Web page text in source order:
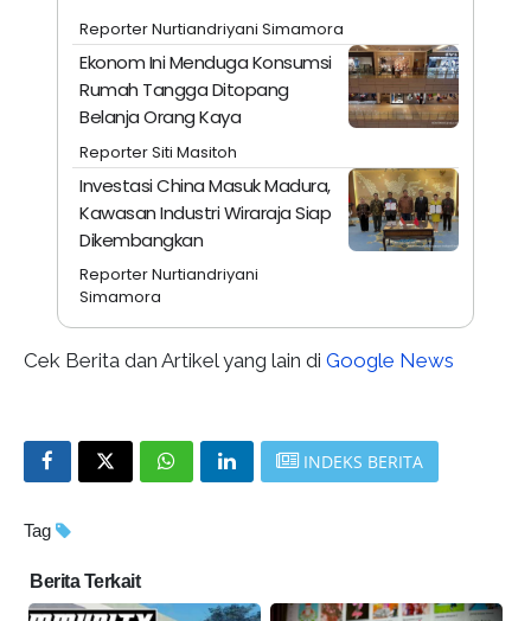
Reporter Nurtiandriyani Simamora
Ekonom Ini Menduga Konsumsi
Rumah Tangga Ditopang
Belanja Orang Kaya
Reporter Siti Masitoh
Investasi China Masuk Madura,
Kawasan Industri Wiraraja Siap
Dikembangkan
Reporter Nurtiandriyani
Simamora
Cek Berita dan Artikel yang lain di Google News
INDEKS BERITA
Tag
Berita Terkait